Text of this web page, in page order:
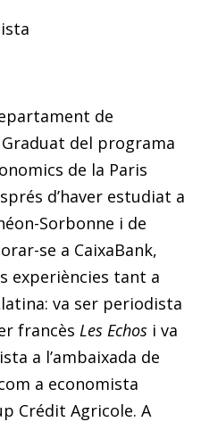
de
del programa
de la Paris
d’haver estudiat a
Sorbonne i de
se a CaixaBank,
experiències tant a
va ser periodista
francès Les Echos i va
a l’ambaixada de
a economista
Crédit Agricole. A